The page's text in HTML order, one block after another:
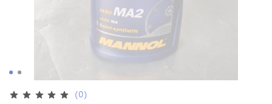
(0)